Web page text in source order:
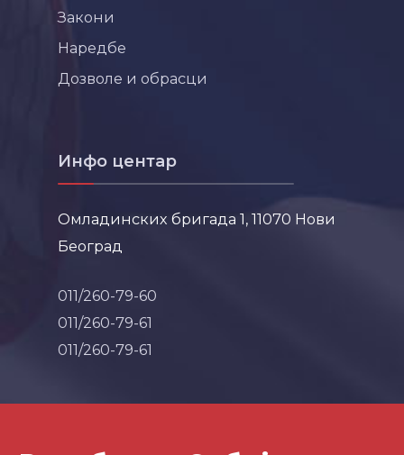
Закони
Наредбе
Дозволе и обрасци
Инфо центар
Омладинских бригада 1, 11070 Нови
Београд
011/260-79-60
011/260-79-61
011/260-79-61